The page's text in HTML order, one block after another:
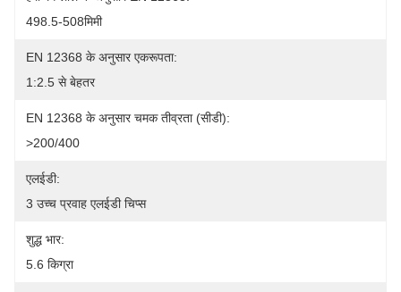
498.5-508मिमी
EN 12368 के अनुसार एकरूपता:
1:2.5 से बेहतर
EN 12368 के अनुसार चमक तीव्रता (सीडी):
>200/400
एलईडी:
3 उच्च प्रवाह एलईडी चिप्स
शुद्ध भार:
5.6 किग्रा